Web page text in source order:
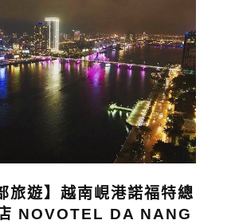
旅遊】越南峴港諾福特總
NOVOTEL DA NANG